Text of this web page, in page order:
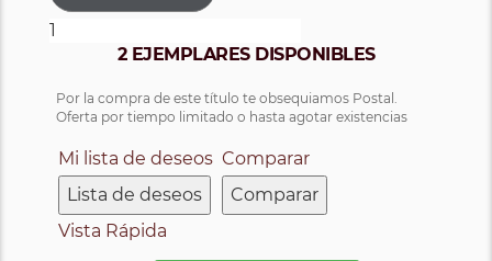
2 EJEMPLARES DISPONIBLES
Por la compra de este título te obsequiamos Postal.
Oferta por tiempo limitado o hasta agotar existencias
Mi lista de deseos
Lista de deseos
Comparar
Comparar
Vista Rápida